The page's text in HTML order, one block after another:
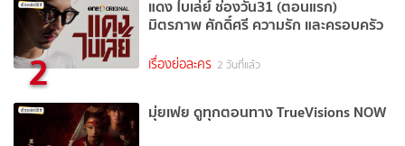
2
แดง ไบเล่ย์ ช่องวัน31 (ตอนแรก)
มิตรภาพ ศักดิ์ศรี ความรัก และครอบครัว
เรื่องย่อละคร 2 วันที่แล้ว
มุ่ยเฟย ดูทุกตอนทาง TrueVisions NOW